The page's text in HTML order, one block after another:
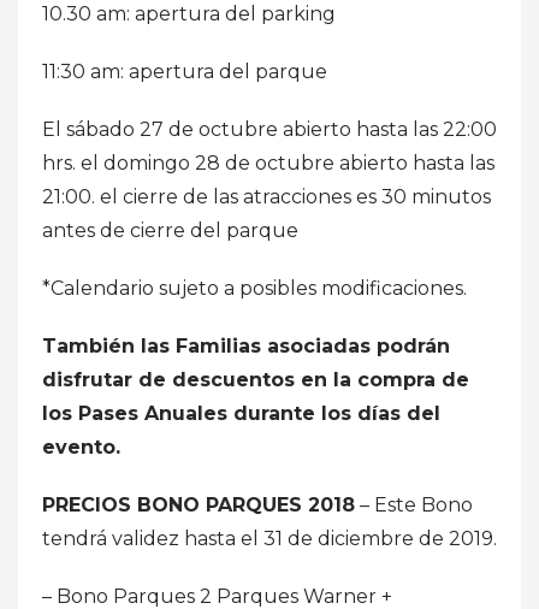
10.30 am: apertura del parking
11:30 am: apertura del parque
El sábado 27 de octubre abierto hasta las 22:00
hrs. el domingo 28 de octubre abierto hasta las
21:00. el cierre de las atracciones es 30 minutos
antes de cierre del parque
*Calendario sujeto a posibles modificaciones.
También las Familias asociadas podrán
disfrutar de descuentos en la compra de
los Pases Anuales durante los días del
evento.
PRECIOS BONO PARQUES 2018 – Este Bono
tendrá validez hasta el 31 de diciembre de 2019.
– Bono Parques 2 Parques Warner +